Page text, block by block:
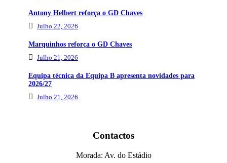
Antony Helbert reforça o GD Chaves
Julho 22, 2026
Marquinhos reforça o GD Chaves
Julho 21, 2026
Equipa técnica da Equipa B apresenta novidades para
2026/27
Julho 21, 2026
Contactos
Morada: Av. do Estádio